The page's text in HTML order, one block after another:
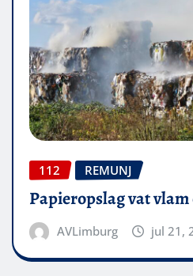
112 REMUNJ
Papieropslag vat
AVLimburg jul 21,